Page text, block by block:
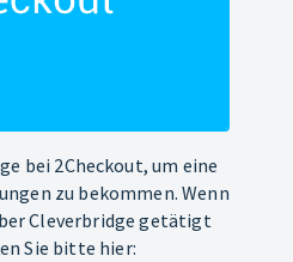
bei 2Checkout, um eine
zu bekommen. Wenn
Cleverbridge getätigt
Sie bitte hier: